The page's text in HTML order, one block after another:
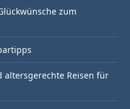
zum
altersgerechte Reisen für